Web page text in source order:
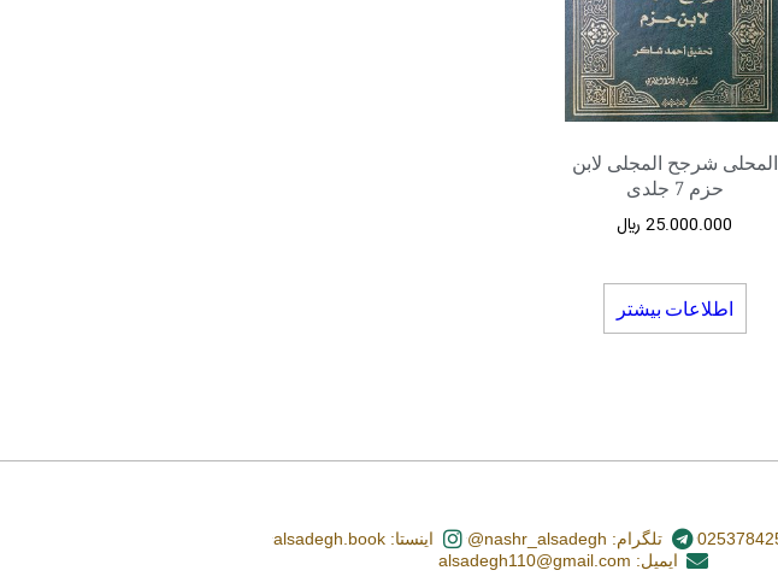
المحلی شرجح المجلی لابن
حزم 7 جلدی
25.000.000 ﷼
اطلاعات بیشتر
تلگرام: nashr_alsadegh@
اینستا: alsadegh.book
ایمیل: alsadegh110@gmail.com